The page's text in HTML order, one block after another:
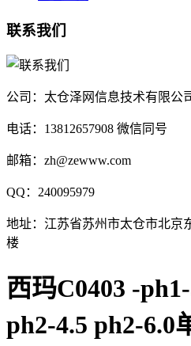
联系我们
公司：太仓泽网信息技术有限公
电话：13812657908 微信同号
邮箱：zh@zewww.com
QQ：240095979
地址：江苏省苏州市太仓市北京
楼
西玛C0403 -
ph2-4.5 ph2-6.0